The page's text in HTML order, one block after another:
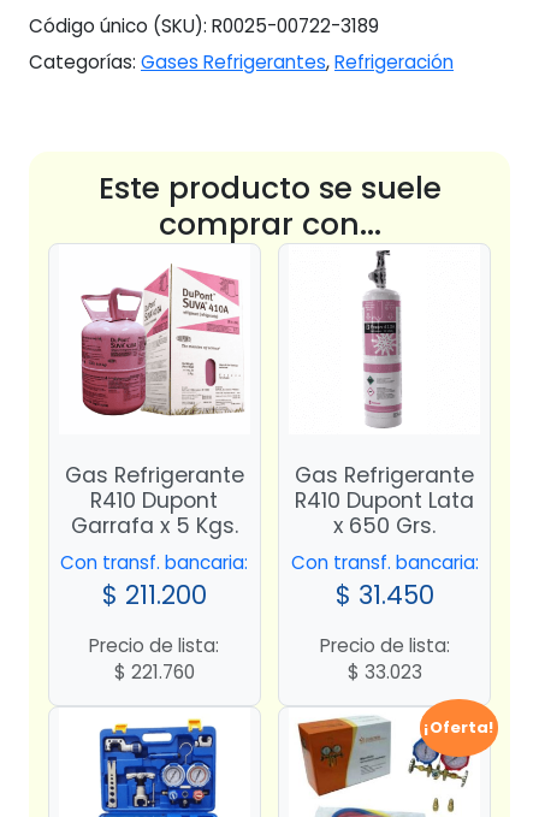
Código único (SKU): R0025-00722-3189
Categorías: Gases Refrigerantes,Refrigeración
Este producto se suele
comprar con...
Gas Refrigerante
R410 Dupont
Garrafa x 5 Kgs.
Con transf. bancaria:
$ 211.200
Precio de lista:
$ 221.760
Gas Refrigerante
R410 Dupont Lata
x 650 Grs.
Con transf. bancaria:
$ 31.450
Precio de lista:
$ 33.023
¡Oferta!